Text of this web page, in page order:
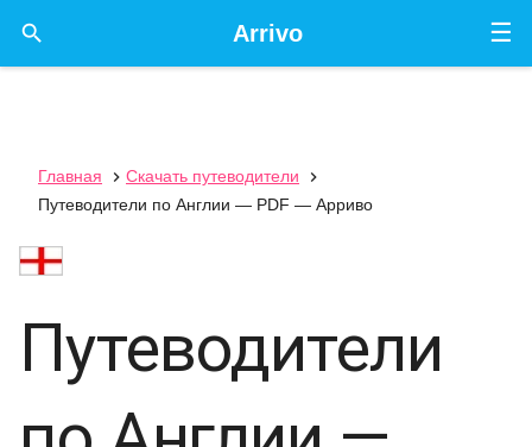
☰
Arrivo

Главная  Скачать путеводители

Путеводители по Англии — PDF — Арриво
Путеводители